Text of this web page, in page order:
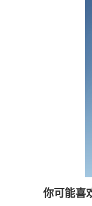
你可能喜